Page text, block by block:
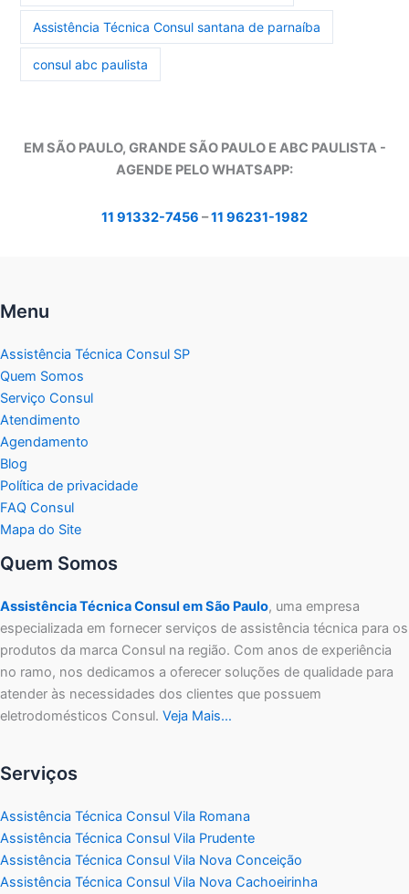
Assistência Técnica Consul santana de parnaíba
consul abc paulista
EM SÃO PAULO, GRANDE SÃO PAULO E ABC PAULISTA -
AGENDE PELO WHATSAPP:
11 91332-7456 –11 96231-1982
Menu
Assistência Técnica Consul SP
Quem Somos
Serviço Consul
Atendimento
Agendamento
Blog
Política de privacidade
FAQ Consul
Mapa do Site
Quem Somos
Assistência Técnica Consul em São Paulo, uma empresa
especializada em fornecer serviços de assistência técnica para os
produtos da marca Consul na região. Com anos de experiência
no ramo, nos dedicamos a oferecer soluções de qualidade para
atender às necessidades dos clientes que possuem
eletrodomésticos Consul. Veja Mais…
Serviços
Assistência Técnica Consul Vila Romana
Assistência Técnica Consul Vila Prudente
Assistência Técnica Consul Vila Nova Conceição
Assistência Técnica Consul Vila Nova Cachoeirinha